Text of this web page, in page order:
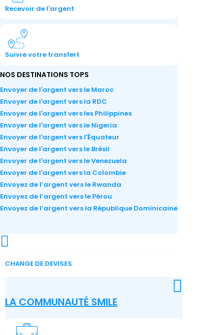
Recevoir de l'argent​
Suivre votre transfert
NOS DESTINATIONS TOPS
Envoyer de l'argent vers le Maroc
Envoyer de l'argent vers la RDC
Envoyer de l'argent vers les Philippines
Envoyer de l'argent vers le Nigeria
Envoyer de l'argent vers l'Équateur
Envoyer de l'argent vers le Brésil
Envoyer de l'argent vers le Venezuela
Envoyer de l'argent vers la Colombie
Envoyez de l’argent vers le Rwanda
Envoyez de l’argent vers le Pérou
Envoyez de l’argent vers la République Dominicaine
CHANGE DE DEVISES
LA COMMUNAUTÉ SMILE